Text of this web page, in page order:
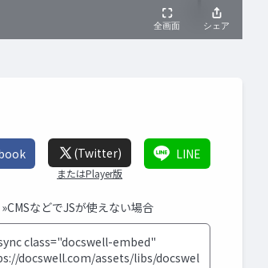
(Twitter)
またはPlayer版
LINE
»CMSなどでJSが使えない場合